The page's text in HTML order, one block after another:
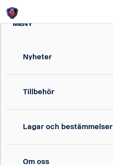
MENY
Nyheter
Tillbehör
Lagar och bestämmelser
Om oss